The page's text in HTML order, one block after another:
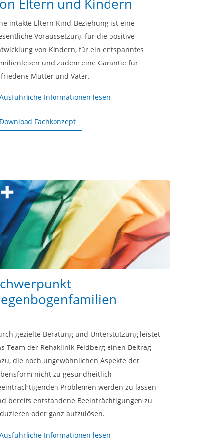
Eltern und Kindern
intakte Eltern-Kind-Beziehung ist eine
Voraussetzung für die positive
von Kindern, für ein entspanntes
und zudem eine Garantie für
Mütter und Väter.
Informationen lesen
Download Fachkonzept
gezielte Beratung und Unterstützung leistet
Team der Rehaklinik Feldberg einen Beitrag
die noch ungewöhnlichen Aspekte der
nicht zu gesundheitlich
Problemen werden zu lassen
bereits entstandene Beeinträchtigungen zu
oder ganz aufzulösen.
Informationen lesen